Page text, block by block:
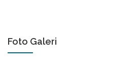
Foto Galeri